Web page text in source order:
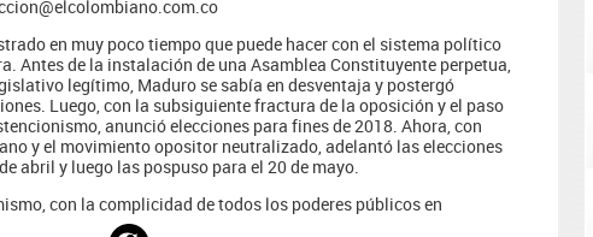
en muy poco tiempo que puede hacer con el sistema político
Antes de la instalación de una Asamblea Constituyente perpetua,
legítimo, Maduro se sabía en desventaja y postergó
Luego, con la subsiguiente fractura de la oposición y el paso
anunció elecciones para fines de 2018. Ahora, con
y el movimiento opositor neutralizado, adelantó las elecciones
abril y luego las pospuso para el 20 de mayo.
con la complicidad de todos los poderes públicos en